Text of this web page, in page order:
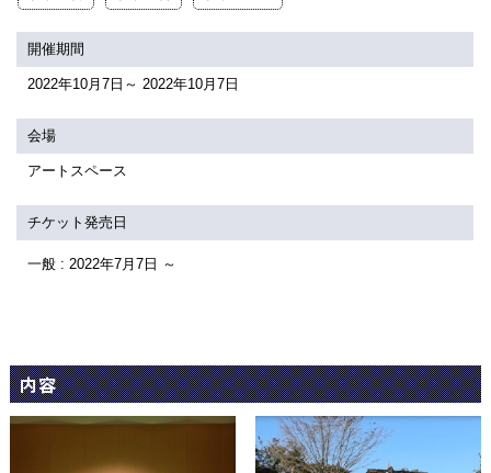
アクセシビリティ/
サービス
会員制度のご案内
座席表
プラットニュース
交通アクセス
開催期間
2022年10月7日～ 2022年10月7日
会場
アートスペース
チケット発売日
一般 : 2022年7月7日 ～
内容
関連団体・施設